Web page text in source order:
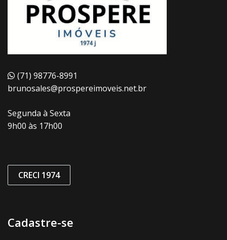
(71) 98776-8991
brunosales@prospereimoveis.net.br
Segunda à Sexta
9h00 às 17h00
CRECI 1974
Cadastre-se